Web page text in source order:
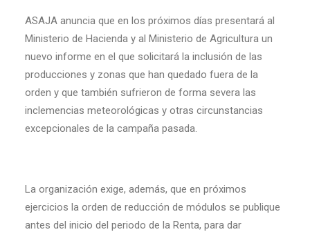
ASAJA anuncia que en los próximos días presentará al
Ministerio de Hacienda y al Ministerio de Agricultura un
nuevo informe en el que solicitará la inclusión de las
producciones y zonas que han quedado fuera de la
orden y que también sufrieron de forma severa las
inclemencias meteorológicas y otras circunstancias
excepcionales de la campaña pasada.
La organización exige, además, que en próximos
ejercicios la orden de reducción de módulos se publique
antes del inicio del periodo de la Renta, para dar